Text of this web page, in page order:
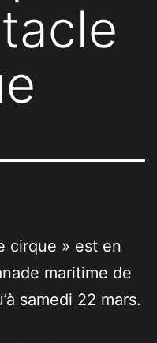
cirque » est en
maritime de
samedi 22 mars.